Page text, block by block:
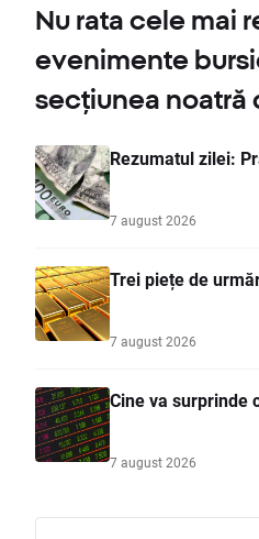
Nu rata cele mai
evenimente
secțiunea noatră
Rezumatul zilei:
7 august 2026
Trei piețe de
7 august 2026
Cine va surprinde
7 august 2026